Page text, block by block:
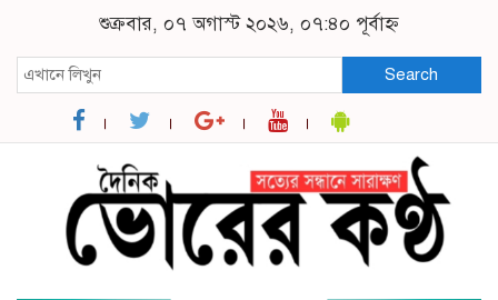
শুক্রবার, ০৭ অগাস্ট ২০২৬, ০৭:৪০ পূর্বাহ্ন
Search